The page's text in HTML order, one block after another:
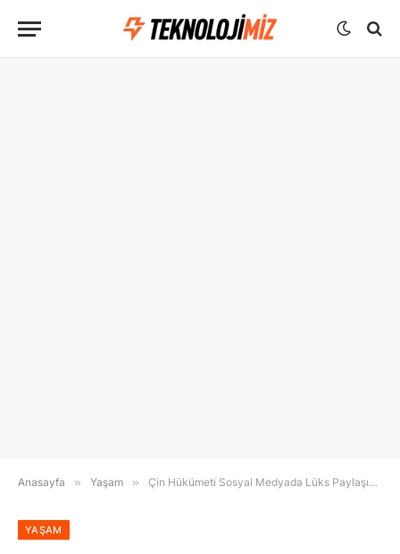
Anasayfa » Yaşam » Çin Hükümeti Sosyal Medyada Lüks Paylaşımlar Yapan Fenomenleri Banladı
YAŞAM